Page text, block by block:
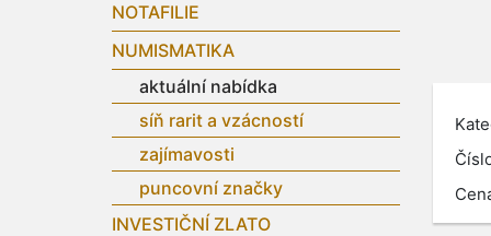
NOTAFILIE
NUMISMATIKA
aktuální nabídka
síň rarit a vzácností
zajímavosti
puncovní značky
INVESTIČNÍ ZLATO